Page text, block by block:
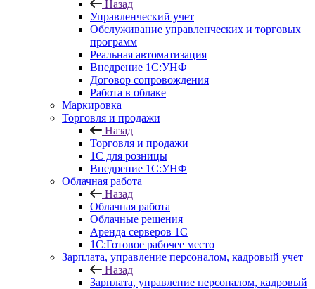
Назад
Управленческий учет
Обслуживание управленческих и торговых
программ
Реальная автоматизация
Внедрение 1С:УНФ
Договор сопровождения
Работа в облаке
Маркировка
Торговля и продажи
Назад
Торговля и продажи
1С для розницы
Внедрение 1С:УНФ
Облачная работа
Назад
Облачная работа
Облачные решения
Аренда серверов 1С
1C:Готовое рабочее место
Зарплата, управление персоналом, кадровый учет
Назад
Зарплата, управление персоналом, кадровый